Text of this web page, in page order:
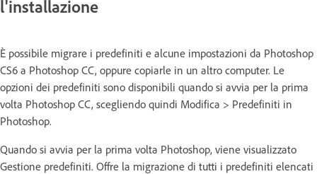
l'installazione
È possibile migrare i predefiniti e alcune impostazioni da Photoshop
CS6 a Photoshop CC, oppure copiarle in un altro computer. Le
opzioni dei predefiniti sono disponibili quando si avvia per la prima
volta Photoshop CC, scegliendo quindi Modifica > Predefiniti in
Photoshop.
Quando si avvia per la prima volta Photoshop, viene visualizzato
Gestione predefiniti. Offre la migrazione di tutti i predefiniti elencati